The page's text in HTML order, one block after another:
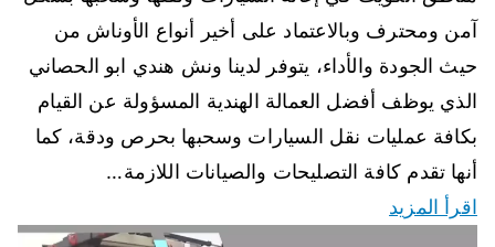
آمن ومحترف وبالاعتماد على أخير أنواع الأوناش من
حيث الجودة والأداء، يتوفر لدينا ونش هندي ابو الحصاني
الذي يوظف أفضل العمالة الهندية المسؤولة عن القيام
بكافة عمليات نقل السيارات وسحبها بحرص ودقة، كما
أنها تقدم كافة التصليحات والصيانات اللازمة…
اقرأ المزيد